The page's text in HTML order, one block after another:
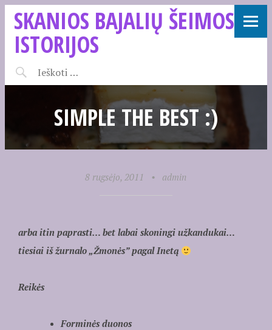
SKANIOS BAJALIŲ ŠEIMOS
ISTORIJOS
SIMPLE THE BEST :)
8 rugsėjo, 2011 • admin
arba itin paprasti… bet labai skoningi užkandukai…
tiesiai iš žurnalo „Žmonės” pagal Inetą
Reikės
Forminės duonos